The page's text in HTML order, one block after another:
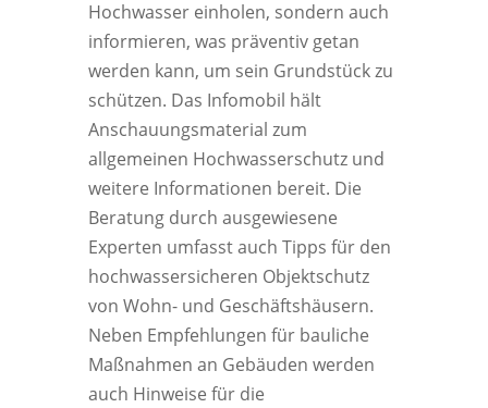
Hochwasser einholen, sondern auch
informieren, was präventiv getan
werden kann, um sein Grundstück zu
schützen. Das Infomobil hält
Anschauungsmaterial zum
allgemeinen Hochwasserschutz und
weitere Informationen bereit. Die
Beratung durch ausgewiesene
Experten umfasst auch Tipps für den
hochwassersicheren Objektschutz
von Wohn- und Geschäftshäusern.
Neben Empfehlungen für bauliche
Maßnahmen an Gebäuden werden
auch Hinweise für die